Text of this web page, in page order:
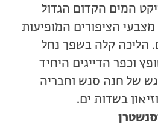
המים הקדום הגדול
הציפורים המופיעות
הליכה קלה בשפך נחל
וכפר הדייגים היחיד
של חנה סנש וחבריה
בשדות ים.